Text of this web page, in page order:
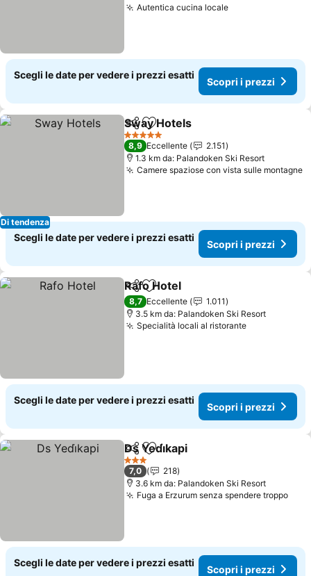
Autentica cucina localeScopri i prezzi
Scegli le date per vedere i prezzi esatti
Scopri i prezzi
Di tendenza
CondividiAggiungi ai preferiti
Sway Hotels
5 Stelle
8,9 Eccellente
2.151
1.3 km da: Palandoken Ski Resort
Camere spaziose con vista sulle montagne
Scegli le date per vedere i prezzi esatti
Scopri i prezzi
CondividiAggiungi ai preferiti
Rafo Hotel
8,7 Eccellente
1.011
3.5 km da: Palandoken Ski Resort
Specialità locali al ristoranteScopri i
Scegli le date per vedere i prezzi esatti
Scopri i prezzi
CondividiAggiungi ai preferiti
Ds Yedi̇kapi
3 Stelle
7,0
218
3.6 km da: Palandoken Ski Resort
Fuga a Erzurum senza spendere troppo
Scegli le date per vedere i prezzi esatti
Scopri i prezzi